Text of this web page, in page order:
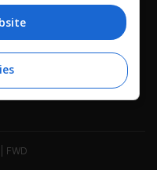
Privacybeleid
Contact
FWD
of in het sitemenu naar
of in te trekken via de